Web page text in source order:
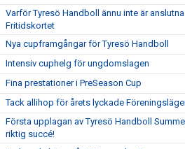
Varför Tyresö Handboll ännu inte är anslutna
Fritidskortet
Nya cupframgångar för Tyresö Handboll
Intensiv cuphelg för ungdomslagen
Fina prestationer i PreSeason Cup
Tack allihop för årets lyckade
Första upplagan av Tyresö Handboll
riktig succé!